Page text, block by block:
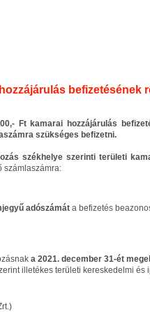
befizetésének
Ft kamarai hozzájárulás
szükséges befizetni.
székhelye szerinti területi
számlaszámra:
adószámát a befizetés
a 2021. december 31-ét
illetékes területi kereskedelmi és